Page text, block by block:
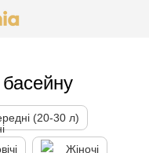
(20-30 л)
Жіночі